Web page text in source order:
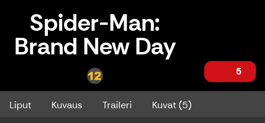
Spider-Man:
Brand New Day
5
Spider-Man: Brand New Day
Liput Kuvaus Traileri Kuvat (5)